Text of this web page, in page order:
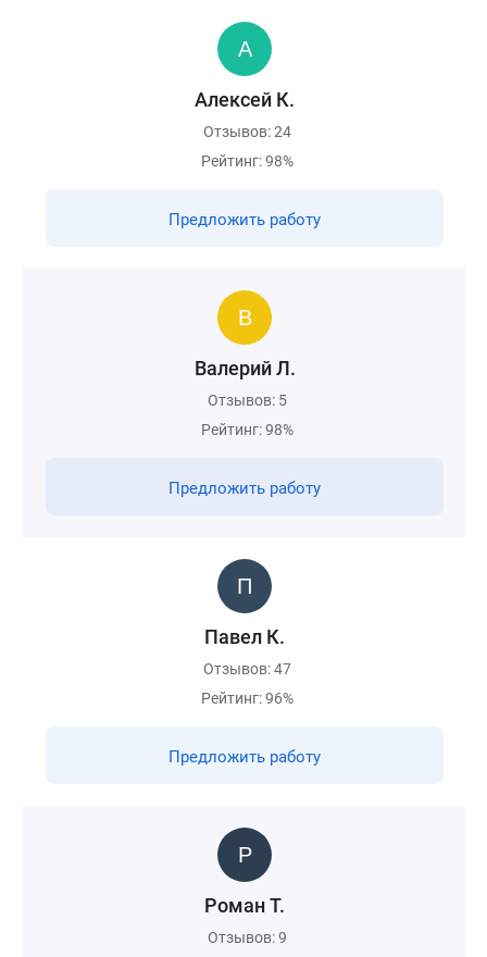
Алексей К.
Отзывов: 24
Рейтинг: 98%
Предложить работу
Валерий Л.
Отзывов: 5
Рейтинг: 98%
Предложить работу
Павел К.
Отзывов: 47
Рейтинг: 96%
Предложить работу
Роман Т.
Отзывов: 9